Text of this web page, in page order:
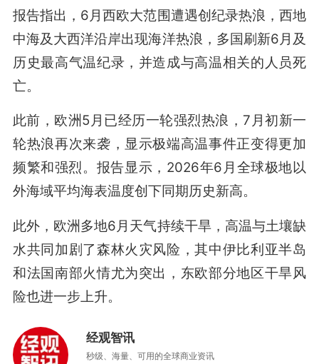
报告指出，6月西欧大范围遭遇创纪录热浪，西地
中海及大西洋沿岸出现海洋热浪，多国刷新6月及
历史最高气温纪录，并造成与高温相关的人员死
亡。
此前，欧洲5月已经历一轮强烈热浪，7月初新一
轮热浪再次来袭，显示极端高温事件正变得更加
频繁和强烈。报告显示，2026年6月全球极地以
外海域平均海表温度创下同期历史新高。
此外，欧洲多地6月天气持续干旱，高温与土壤缺
水共同加剧了森林火灾风险，其中伊比利亚半岛
和法国南部火情尤为突出，东欧部分地区干旱风
险也进一步上升。
经观智讯
秒级、海量、可用的全球商业资讯